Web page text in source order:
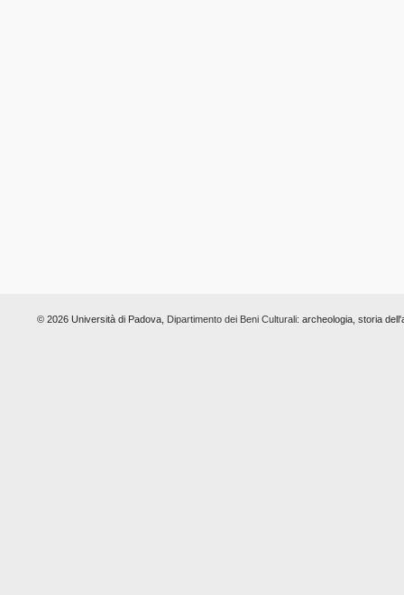
© 2026 Università di Padova, Dipartimento dei Beni Culturali: archeologia, storia